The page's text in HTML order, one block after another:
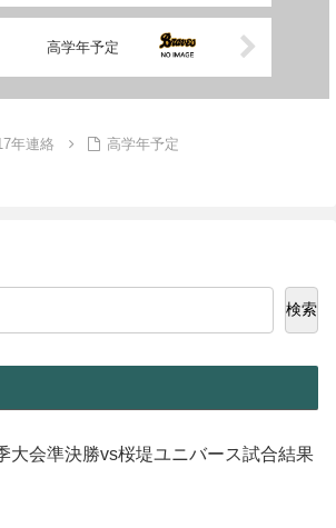
高学年予定
年連絡 高学年予定
検索
大会準決勝vs桜堤ユニバース試合結果